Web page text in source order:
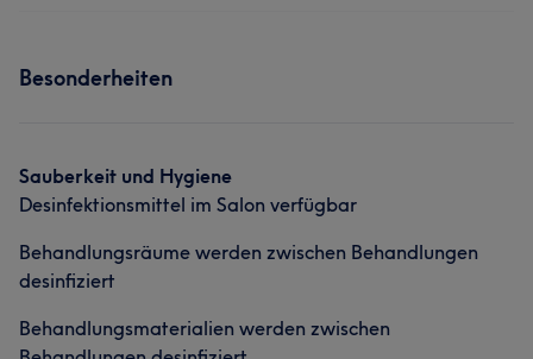
Besonderheiten
Sauberkeit und Hygiene
Desinfektionsmittel im Salon verfügbar
Behandlungsräume werden zwischen Behandlungen
desinfiziert
Behandlungsmaterialien werden zwischen